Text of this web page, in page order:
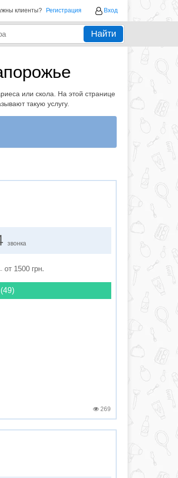
клиенты? Регистрация Вход
Найти
или скола. На этой странице
такую услугу.
звонка
от 1500 грн.
269